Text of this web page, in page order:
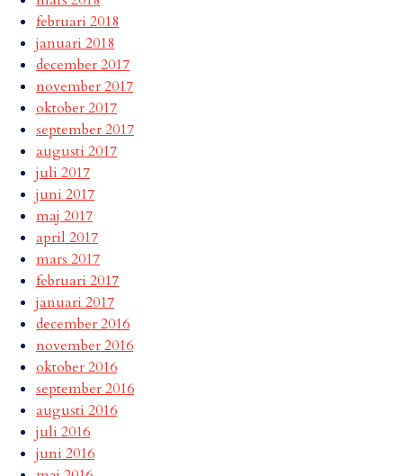
februari 2018
januari 2018
december 2017
november 2017
oktober 2017
september 2017
augusti 2017
juli 2017
juni 2017
maj 2017
april 2017
mars 2017
februari 2017
januari 2017
december 2016
november 2016
oktober 2016
september 2016
augusti 2016
juli 2016
juni 2016